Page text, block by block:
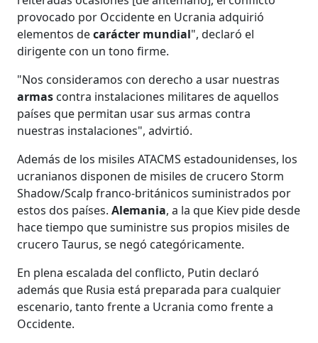
provocado por Occidente en Ucrania adquirió
elementos decarácter mundial", declaró el
dirigente con un tono firme.
"Nos consideramos con derecho a usar nuestras
armas contra instalaciones militares de aquellos
países que permitan usar sus armas contra
nuestras instalaciones", advirtió.
Además de los misiles ATACMS estadounidenses, los
ucranianos disponen de misiles de crucero Storm
Shadow/Scalp franco-británicos suministrados por
estos dos países.Alemania, a la que Kiev pide desde
hace tiempo que suministre sus propios misiles de
crucero Taurus, se negó categóricamente.
En plena escalada del conflicto, Putin declaró
además que Rusia está preparada para cualquier
escenario, tanto frente a Ucrania como frente a
Occidente.